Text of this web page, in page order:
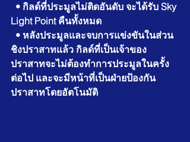
Light Point คืนทั้งหมด
ชิงปราสาทแล้ว กิลด์ที่เป็นเจ้าของ
ปราสาทจะไม่ต้องทำการประมูลในครั้ง
ต่อไป และจะมีหน้าที่เป็นฝ่ายป้องกัน
ปราสาทโดยอัตโนมัติ